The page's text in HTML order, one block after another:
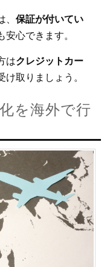
保証が付いてい
心できます。
はクレジットカー
け取りましょう。
を海外で行